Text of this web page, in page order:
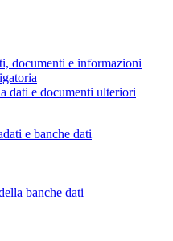
documenti e informazioni
dati e documenti ulteriori
e banche dati
banche dati